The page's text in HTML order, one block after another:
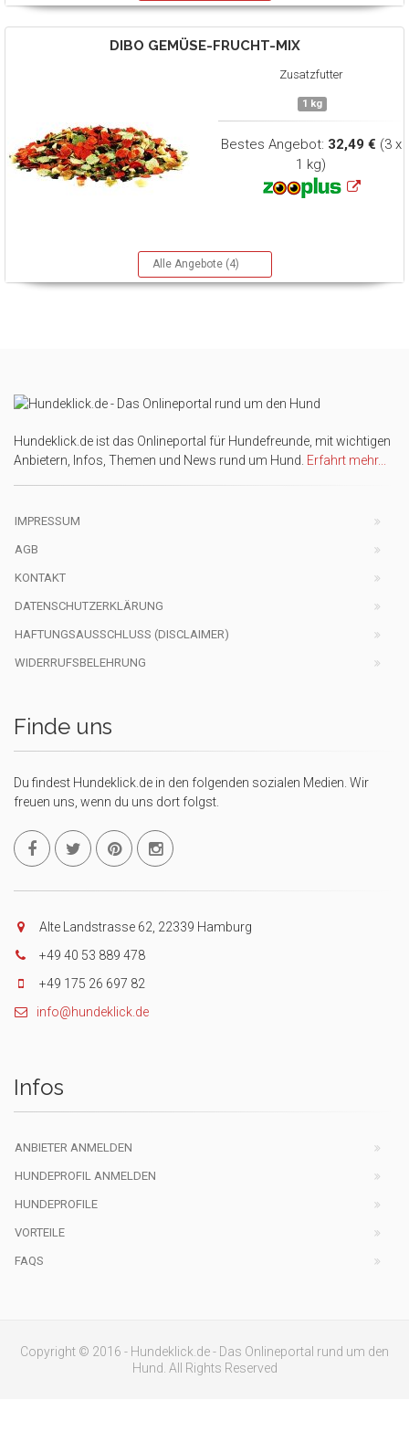
DIBO GEMÜSE-FRUCHT-MIX
Zusatzfutter
1 kg
Bestes Angebot: 32,49 € (3 x
1 kg)
Alle Angebote (4)
Hundeklick.de ist das Onlineportal für Hundefreunde, mit wichtigen
Anbietern, Infos, Themen und News rund um Hund. Erfahrt mehr...
IMPRESSUM
AGB
KONTAKT
DATENSCHUTZERKLÄRUNG
HAFTUNGSAUSSCHLUSS (DISCLAIMER)
WIDERRUFSBELEHRUNG
Finde uns
Du findest Hundeklick.de in den folgenden sozialen Medien. Wir
freuen uns, wenn du uns dort folgst.
Alte Landstrasse 62, 22339 Hamburg
+49 40 53 889 478
+49 175 26 697 82
info@hundeklick.de
Infos
ANBIETER ANMELDEN
HUNDEPROFIL ANMELDEN
HUNDEPROFILE
VORTEILE
FAQS
Copyright © 2016 - Hundeklick.de - Das Onlineportal rund um den
Hund. All Rights Reserved